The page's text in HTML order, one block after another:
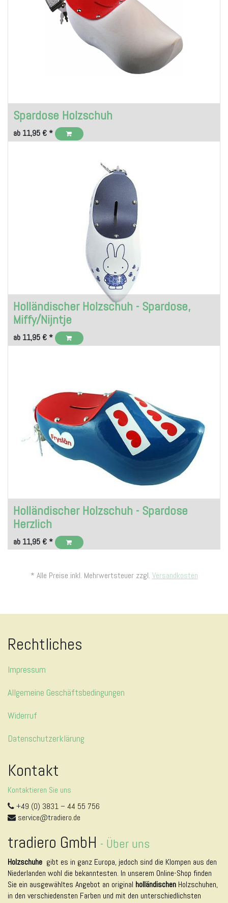
Spardose Holzschuh
ab 11,95 €*
Holländischer Holzschuh - Spardose,
Miffy/Nijntje
ab 11,95 €*
Holländischer Holzschuh - Spardose
Herzlich
ab 11,95 €*
* Alle Preise inkl. Mehrwertsteuer zzgl. Versandkosten
Rechtliches
Impressum
Allgemeine Geschäftsbedingungen
Widerruf
Datenschutzerklärung
Kontakt
Kontaktieren Sie uns
+49 (0) 3831 – 44 55 756
service@tradiero.de
tradiero GmbH - Über uns
Holzschuhe gibt es in ganz Europa, jedoch sind die Klompen aus den
Niederlanden wohl die bekanntesten. In unserem Online-Shop finden
Sie ein ausgewähltes Angebot an original holländischen Holzschuhen,
in den verschiedensten Farben und mit den unterschiedlichsten